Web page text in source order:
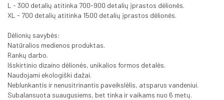
L - 300 detalių atitinka 700-900 detalių įprastos dėlionės.
XL - 700 detalių atitinka 1500 detalių įprastos dėlionės.
Dėlionių savybės:
Natūralios medienos produktas.
Rankų darbo.
Išskirtinio dizaino dėlionės, unikalios formos detalės.
Naudojami ekologiški dažai.
Neblunkantis ir nenusitrinantis paveikslėlis, atsparus vandeniui.
Subalansuota suaugusiems, bet tinka ir vaikams nuo 6 metų.